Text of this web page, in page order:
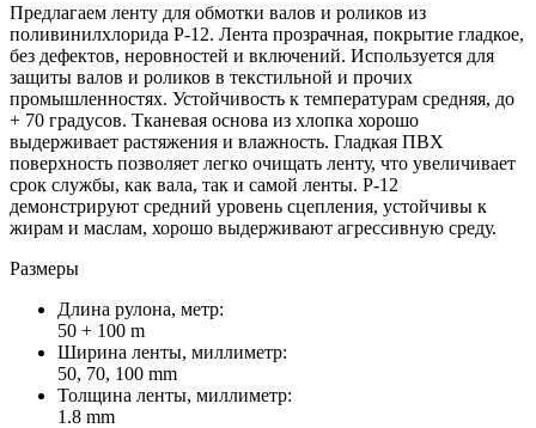
Предлагаем ленту для обмотки валов и роликов из
поливинилхлорида P-12. Лента прозрачная, покрытие гладкое,
без дефектов, неровностей и включений. Используется для
защиты валов и роликов в текстильной и прочих
промышленностях. Устойчивость к температурам средняя, до
+ 70 градусов. Тканевая основа из хлопка хорошо
выдерживает растяжения и влажность. Гладкая ПВХ
поверхность позволяет легко очищать ленту, что увеличивает
срок службы, как вала, так и самой ленты. P-12
демонстрируют средний уровень сцепления, устойчивы к
жирам и маслам, хорошо выдерживают агрессивную среду.
Размеры
Длина рулона, метр:
50 + 100 m
Ширина ленты, миллиметр:
50, 70, 100 mm
Толщина ленты, миллиметр:
1.8 mm